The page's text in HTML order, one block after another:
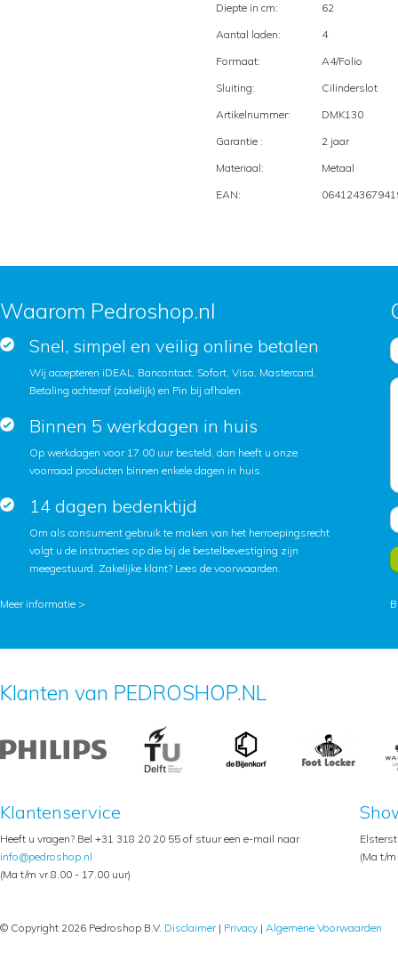
Diepte in cm:
62
Aantal laden:
4
Formaat:
A4/Folio
Sluiting:
Cilinderslot
Artikelnummer:
DMK130
Garantie :
2 jaar
Materiaal:
Metaal
EAN:
Waarom Pedroshop.nl
Snel, simpel en veilig online betalen
Wij accepteren iDEAL, Bancontact, Sofort, Visa, Mastercard,
Betaling achteraf (zakelijk) en Pin bij afhalen.
Binnen 5 werkdagen in huis
Op werkdagen voor 17.00 uur besteld, dan heeft u onze
voorraad producten binnen enkele dagen in huis.
14 dagen bedenktijd
Om als consument gebruik te maken van het herroepingsrecht
volgt u de instructies op die bij de bestelbevestiging zijn
meegestuurd. Zakelijke klant? Lees de voorwaarden.
Meer informatie >
Klanten van PEDROSHOP.NL
Klantenservice
Heeft u vragen? Bel +31 318 20 20 55 of stuur een e-mail naar
info@pedroshop.nl
(Ma t/m vr 8.00 - 17.00 uur)
(Ma t/
© Copyright 2026 Pedroshop B.V. Disclaimer| Privacy | Algemene Voorwaarden